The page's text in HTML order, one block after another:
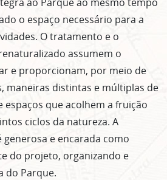
o espaço necessário para a
O tratamento e o
assumem o
e proporcionam, por meio de
maneiras distintas e múltiplas de
espaços que acolhem a fruição
ciclos da natureza. A
e encarada como
do projeto, organizando e
do Parque.